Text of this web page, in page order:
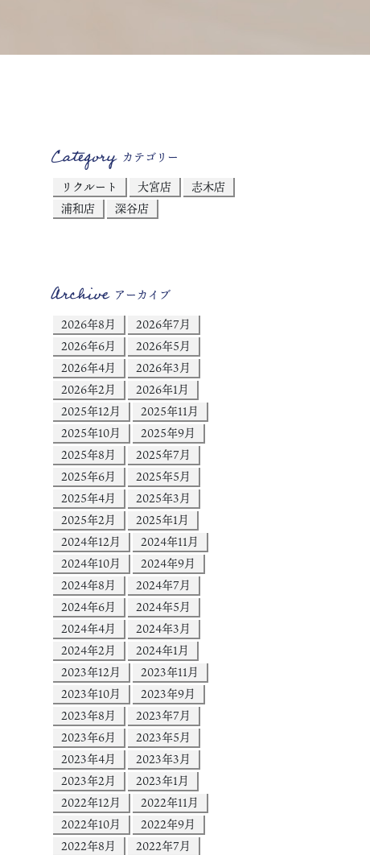
Categoryカテゴリー
リクルート
大宮店
志木店
浦和店
深谷店
Archiveアーカイブ
2026年8月
2026年7月
2026年6月
2026年5月
2026年4月
2026年3月
2026年2月
2026年1月
2025年12月
2025年11月
2025年10月
2025年9月
2025年8月
2025年7月
2025年6月
2025年5月
2025年4月
2025年3月
2025年2月
2025年1月
2024年12月
2024年11月
2024年10月
2024年9月
2024年8月
2024年7月
2024年6月
2024年5月
2024年4月
2024年3月
2024年2月
2024年1月
2023年12月
2023年11月
2023年10月
2023年9月
2023年8月
2023年7月
2023年6月
2023年5月
2023年4月
2023年3月
2023年2月
2023年1月
2022年12月
2022年11月
2022年10月
2022年9月
2022年8月
2022年7月